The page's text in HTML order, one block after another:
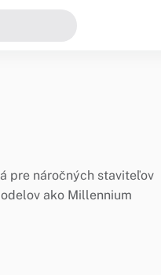
pre náročných staviteľov
ako Millennium